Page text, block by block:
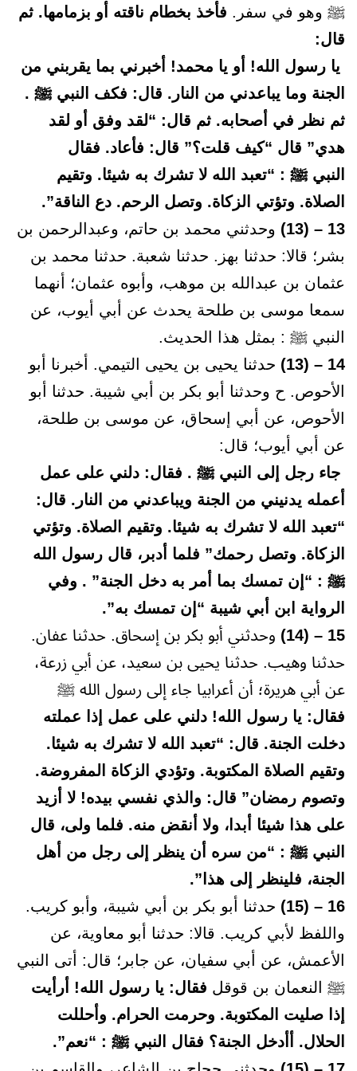
ﷺ وهو في سفر. فأخذ بخطام ناقته أو بزمامها. ثم
قال:
يا رسول الله! أو يا محمد! أخبرني بما يقربني من
الجنة وما يباعدني من النار. قال: فكف النبي ﷺ .
ثم نظر في أصحابه. ثم قال: “لقد وفق أو لقد
هدي” قال “كيف قلت؟” قال: فأعاد. فقال
النبي ﷺ : “تعبد الله لا تشرك به شيئا. وتقيم
الصلاة. وتؤتي الزكاة. وتصل الرحم. دع الناقة”.
13 – (13)
وحدثني محمد بن حاتم، وعبدالرحمن بن
بشر؛ قالا: حدثنا بهز. حدثنا شعبة. حدثنا محمد بن
عثمان بن عبدالله بن موهب، وأبوه عثمان؛ أنهما
سمعا موسى بن طلحة يحدث عن أبي أيوب، عن
النبي ﷺ : بمثل هذا الحديث.
14 – (13)
حدثنا يحيى بن يحيى التيمي. أخبرنا أبو
الأحوص. ح وحدثنا أبو بكر بن أبي شيبة. حدثنا أبو
الأحوص، عن أبي إسحاق، عن موسى بن طلحة،
عن أبي أيوب؛ قال:
جاء رجل إلى النبي ﷺ . فقال: دلني على عمل
أعمله يدنيني من الجنة ويباعدني من النار. قال:
“تعبد الله لا تشرك به شيئا. وتقيم الصلاة. وتؤتي
الزكاة. وتصل رحمك” فلما أدبر، قال رسول الله
ﷺ : “إن تمسك بما أمر به دخل الجنة” . وفي
الرواية ابن أبي شيبة “إن تمسك به”.
15 – (14)
وحدثني أبو بكر بن إسحاق. حدثنا عفان.
حدثنا وهيب. حدثنا يحيى بن سعيد، عن أبي زرعة،
عن أبي هريرة؛ أن أعرابيا جاء إلى رسول الله ﷺ
فقال: يا رسول الله! دلني على عمل إذا عملته
دخلت الجنة. قال: “تعبد الله لا تشرك به شيئا.
وتقيم الصلاة المكتوبة. وتؤدي الزكاة المفروضة.
وتصوم رمضان” قال: والذي نفسي بيده! لا أزيد
على هذا شيئا أبدا، ولا أنقض منه. فلما ولى، قال
النبي ﷺ : “من سره أن ينظر إلى رجل من أهل
الجنة، فلينظر إلى هذا”.
16 – (15)
حدثنا أبو بكر بن أبي شيبة، وأبو كريب.
واللفظ لأبي كريب. قالا: حدثنا أبو معاوية، عن
الأعمش، عن أبي سفيان، عن جابر؛ قال: أتى النبي
ﷺ النعمان بن قوقل فقال: يا رسول الله! أرأيت
إذا صليت المكتوبة. وحرمت الحرام. وأحللت
الحلال. أأدخل الجنة؟ فقال النبي ﷺ : “نعم”.